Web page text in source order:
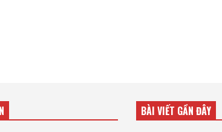
BÀI VIẾT GẦN ĐÂY